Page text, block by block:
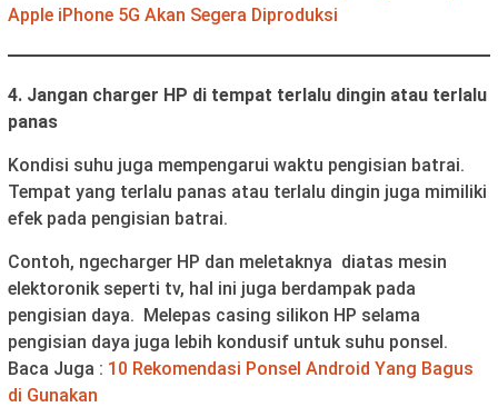
Apple iPhone 5G Akan Segera Diproduksi
4. Jangan charger HP di tempat terlalu dingin atau terlalu
panas
Kondisi suhu juga mempengarui waktu pengisian batrai.
Tempat yang terlalu panas atau terlalu dingin juga mimiliki
efek pada pengisian batrai.
Contoh, ngecharger HP dan meletaknya diatas mesin
elektoronik seperti tv, hal ini juga berdampak pada
pengisian daya. Melepas casing silikon HP selama
pengisian daya juga lebih kondusif untuk suhu ponsel.
Baca Juga : 10 Rekomendasi Ponsel Android Yang Bagus
di Gunakan